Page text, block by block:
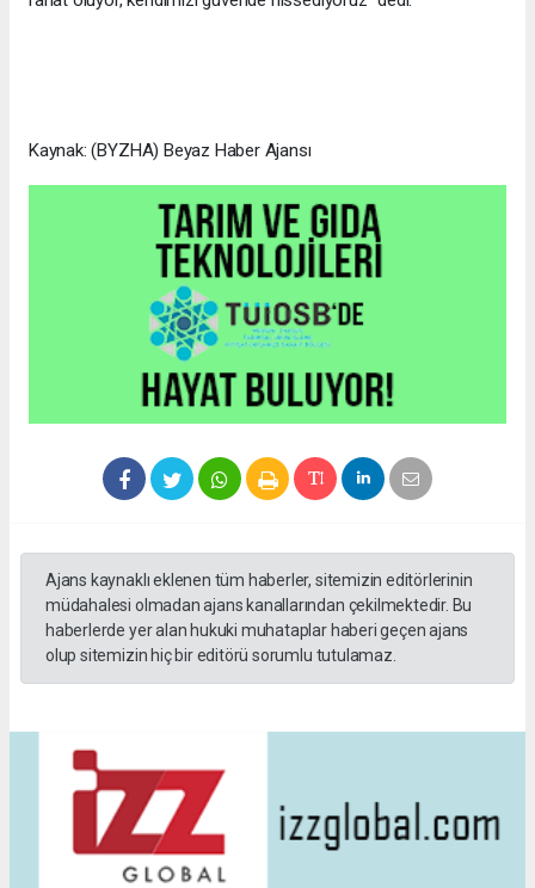
Kaynak: (BYZHA) Beyaz Haber Ajansı
Ajans kaynaklı eklenen tüm haberler, sitemizin editörlerinin
müdahalesi olmadan ajans kanallarından çekilmektedir. Bu
haberlerde yer alan hukuki muhataplar haberi geçen ajans
olup sitemizin hiç bir editörü sorumlu tutulamaz.